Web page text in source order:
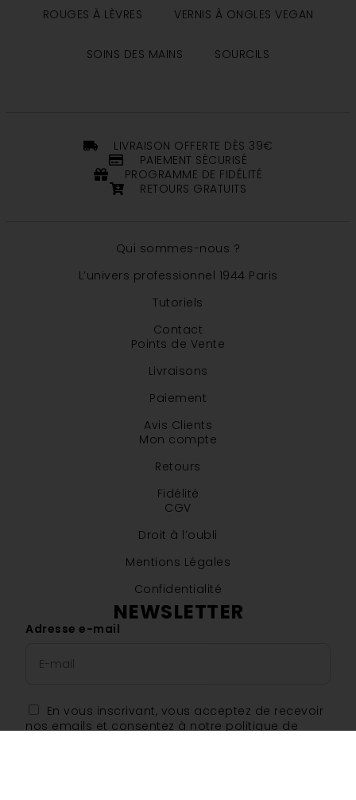
ROUGES À LÈVRES VERNIS À ONGLES VEGAN
SOINS DES MAINS SOURCILS
LIVRAISON OFFERTE DÈS 39€
PAIEMENT SÉCURISÉ
PROGRAMME DE FIDÉLITÉ
RETOURS GRATUITS
Qui sommes-nous ?
L’univers professionnel 1944 Paris
Tutoriels
Contact
Points de Vente
Livraisons
Paiement
Avis Clients
Mon compte
Retours
Fidélité
CGV
Droit à l’oubli
Mentions Légales
Confidentialité
NEWSLETTER
Adresse e-mail
En vous inscrivant, vous acceptez de recevoir
nos emails et consentez à notre politique de